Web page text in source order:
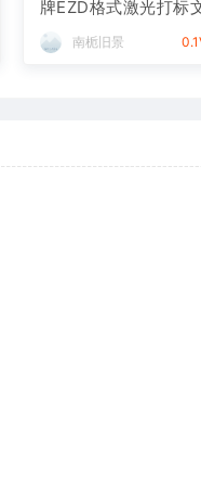
牌EZD格式激光打标
件通用矢量图
南栀旧景